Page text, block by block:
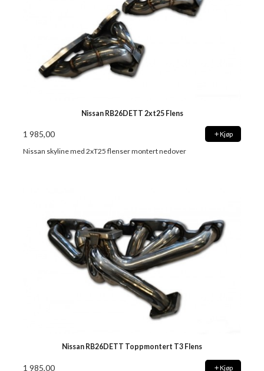
Nissan RB26DETT 2xt25 Flens
1 985,00 Kjøp
Nissan skyline med 2xT25 flenser montert nedover
Nissan RB26DETT Toppmontert T3 Flens
1 985,00 Kjøp